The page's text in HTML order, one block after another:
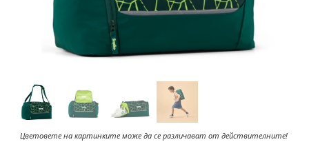
Цветовете на картинките може да се различават от действителните!